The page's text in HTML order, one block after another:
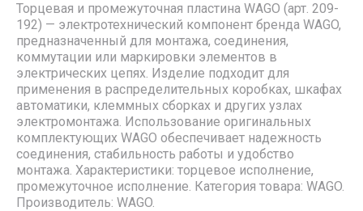
Торцевая и промежуточная пластина WAGO (арт. 209-
192) — электротехнический компонент бренда WAGO,
предназначенный для монтажа, соединения,
коммутации или маркировки элементов в
электрических цепях. Изделие подходит для
применения в распределительных коробках, шкафах
автоматики, клеммных сборках и других узлах
электромонтажа. Использование оригинальных
комплектующих WAGO обеспечивает надежность
соединения, стабильность работы и удобство
монтажа. Характеристики: торцевое исполнение,
промежуточное исполнение. Категория товара: WAGO.
Производитель: WAGO.